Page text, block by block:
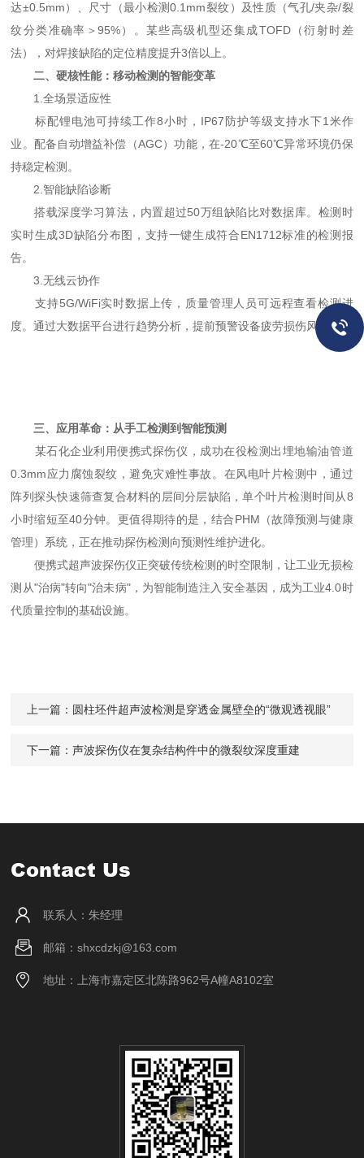
达±0.5mm）、尺寸（最小检测0.1mm裂纹）及性质（气孔/夹杂/裂
纹分类准确率＞95%）。某些高级机型还集成TOFD（衍射时差
法），对焊接缺陷的定位精度提升3倍以上。
二、硬核性能：移动检测的智能变革
1.全场景适应性
标配锂电池可持续工作8小时，IP67防护等级支持水下1米作
业。配备自动增益补偿（AGC）功能，在-20℃至60℃异常环境仍保
持稳定检测。
2.智能缺陷诊断
搭载深度学习算法，内置超过50万组缺陷比对数据库。检测时
实时生成3D缺陷分布图，支持一键生成符合EN1712标准的检测报
告。
3.无线云协作
支持5G/WiFi实时数据上传，质量管理人员可远程查看检测进
度。通过大数据平台进行趋势分析，提前预警设备疲劳损伤风险。
三、应用革命：从手工检测到智能预测
某石化企业利用便携式探伤仪，成功在役检测出埋地输油管道
0.3mm应力腐蚀裂纹，避免灾难性事故。在风电叶片检测中，通过
阵列探头快速筛查复合材料的层间分层缺陷，单个叶片检测时间从8
小时缩短至40分钟。更值得期待的是，结合PHM（故障预测与健康
管理）系统，正在推动探伤检测向预测性维护进化。
便携式超声波探伤仪正突破传统检测的时空限制，让工业无损检
测从"治病"转向"治未病"，为智能制造注入安全基因，成为工业4.0时
代质量控制的基础设施。
上一篇： 圆柱坯件超声波检测是穿透金属壁垒的“微观透视眼”
下一篇：声波探伤仪在复杂结构件中的微裂纹深度重建
Contact Us
联系人：朱经理
邮箱：shxcdzkj@163.com
地址：上海市嘉定区北陈路962号A幢A8102室